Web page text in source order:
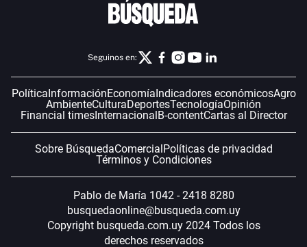
Seguinos en:
PolíticaInformaciónEconomíaIndicadores económicosAgro
AmbienteCulturaDeportesTecnologíaOpinión
Financial timesInternacionalB-contentCartas al Director
Sobre BúsquedaComercialPolíticas de privacidad
Términos y Condiciones
Pablo de María 1042 - 2418 8280
busquedaonline@busqueda.com.uy
Copyright busqueda.com.uy 2024 Todos los
derechos reservados